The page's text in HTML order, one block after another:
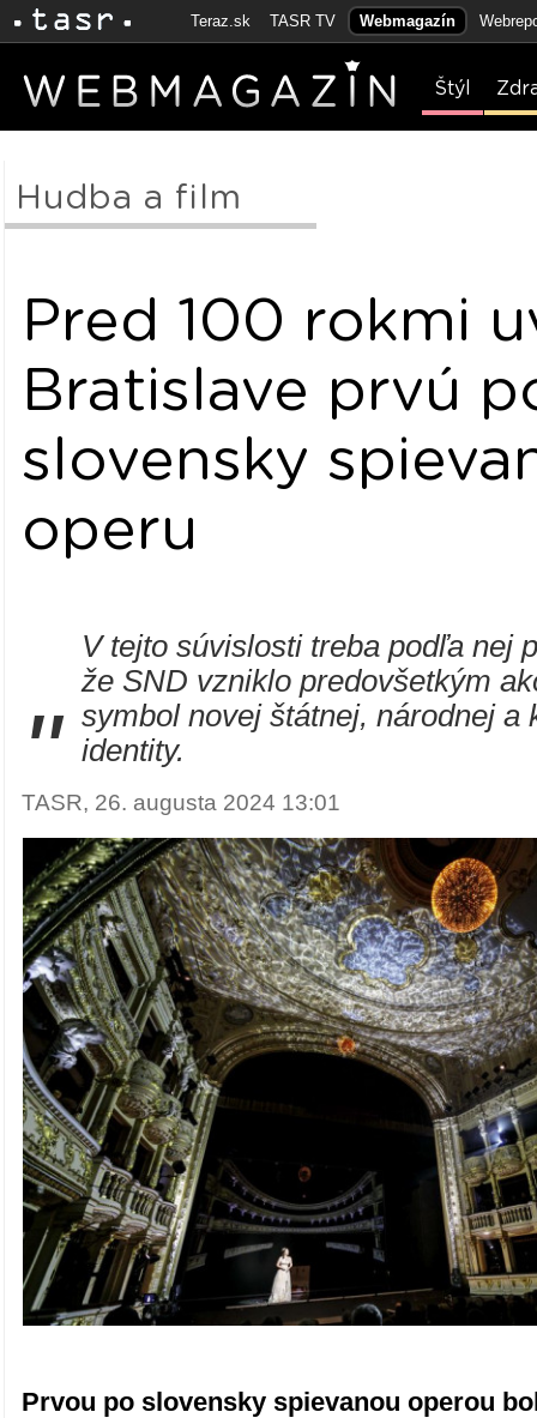
Teraz.sk TASR TV Webmagazín
Štýl
Hudba a film
Pred 100 rokmi
Bratislave prvú
slovensky
operu
"
V tejto súvislosti treba podľa nej
že SND vzniklo predovšetkým
symbol novej štátnej, národnej a
identity.
TASR, 26. augusta 2024 13:01
Prvou po slovensky spievanou operou